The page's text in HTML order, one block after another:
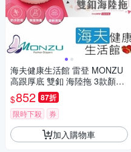
海夫健康生活館 雷登 MONZU
高跟厚底 雙釦 海陸拖 3款顏色
任選2雙
$852 87折
限時下殺 券
加入購物車